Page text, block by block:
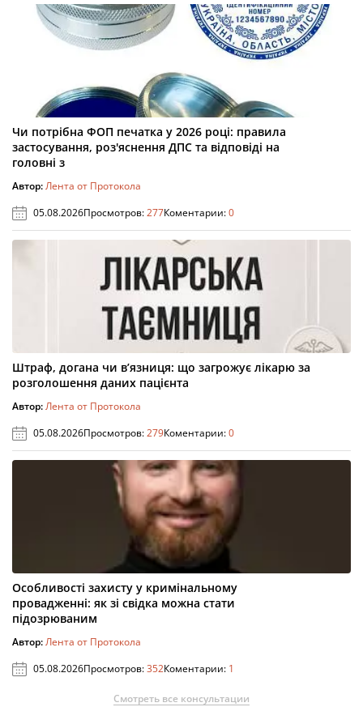
Чи потрібна ФОП печатка у 2026 році: правила
застосування, роз'яснення ДПС та відповіді на
головні з
Автор:Лента от Протокола
05.08.2026Просмотров:277Коментарии:0
Штраф, догана чи в’язниця: що загрожує лікарю за
розголошення даних пацієнта
Автор:Лента от Протокола
05.08.2026Просмотров:279Коментарии:0
Особливості захисту у кримінальному
провадженні: як зі свідка можна стати
підозрюваним
Автор:Лента от Протокола
05.08.2026Просмотров:352Коментарии: 1
Смотреть все консультации